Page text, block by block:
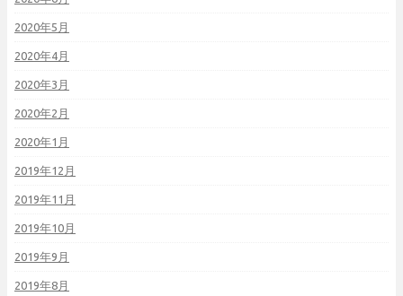
2020年5月
2020年4月
2020年3月
2020年2月
2020年1月
2019年12月
2019年11月
2019年10月
2019年9月
2019年8月